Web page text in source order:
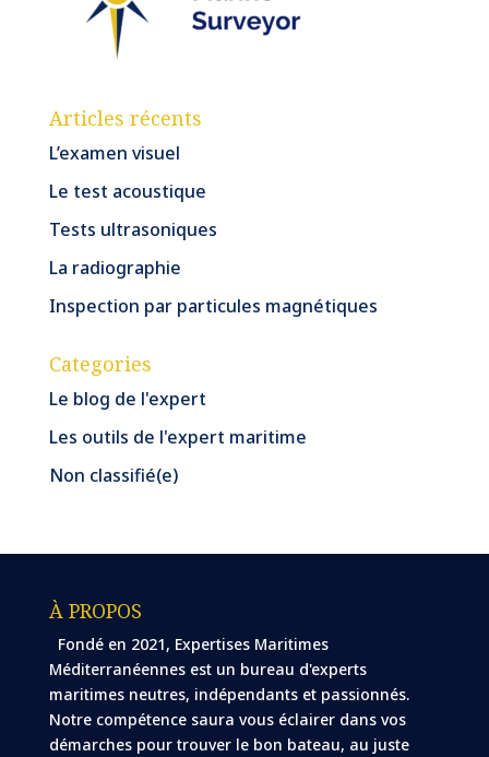
Articles récents
L’examen visuel
Le test acoustique
Tests ultrasoniques
La radiographie
Inspection par particules magnétiques
Categories
Le blog de l'expert
Les outils de l'expert maritime
Non classifié(e)
À PROPOS
Fondé en 2021, Expertises Maritimes
Méditerranéennes est un bureau d'experts
maritimes neutres, indépendants et passionnés.
Notre compétence saura vous éclairer dans vos
démarches pour trouver le bon bateau, au juste